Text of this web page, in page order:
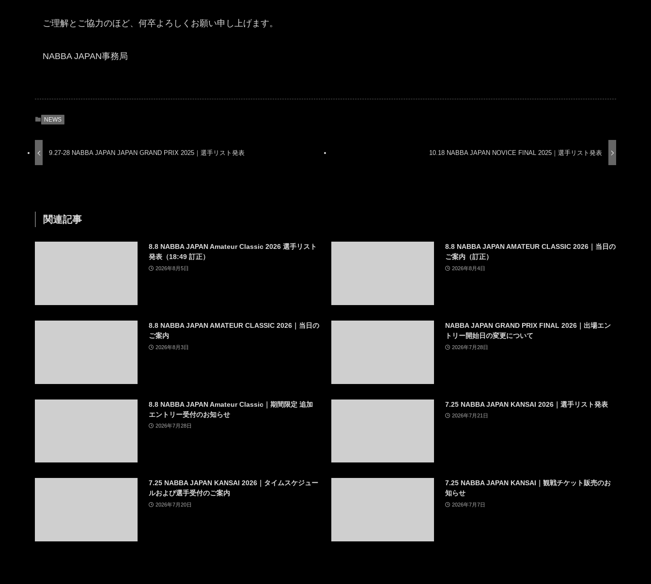
ご理解とご協力のほど、何卒よろしくお願い申し上げます。
NABBA JAPAN事務局
NEWS
9.27-28 NABBA JAPAN JAPAN GRAND PRIX 2025｜選手リスト発表 10.18 NABBA JAPAN NOVICE FINAL 2025｜選手リスト発表
関連記事
8.8 NABBA JAPAN Amateur Classic 2026 選手リスト
発表（18:49 訂正）
2026年8月5日
8.8 NABBA JAPAN AMATEUR CLASSIC 2026｜当日の
ご案内（訂正）
2026年8月4日
8.8 NABBA JAPAN AMATEUR CLASSIC 2026｜当日の
ご案内
2026年8月3日
NABBA JAPAN GRAND PRIX FINAL 2026｜出場エン
トリー開始日の変更について
2026年7月28日
8.8 NABBA JAPAN Amateur Classic｜期間限定 追加
エントリー受付のお知らせ
2026年7月28日
7.25 NABBA JAPAN KANSAI 2026｜選手リスト発表
2026年7月21日
7.25 NABBA JAPAN KANSAI 2026｜タイムスケジュー
ルおよび選手受付のご案内
2026年7月20日
7.25 NABBA JAPAN KANSAI｜観戦チケット販売のお
知らせ
2026年7月7日